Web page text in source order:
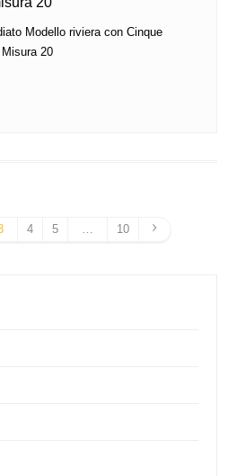
Modello riviera con Cinque
20
4 5 10